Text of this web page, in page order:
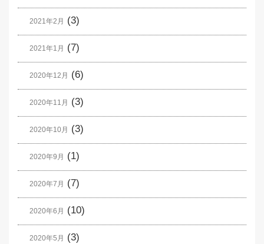
2021年2月 (3)
2021年1月 (7)
2020年12月 (6)
2020年11月 (3)
2020年10月 (3)
2020年9月 (1)
2020年7月 (7)
2020年6月 (10)
2020年5月 (3)